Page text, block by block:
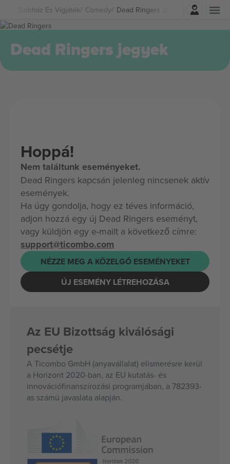
Színház És Vígjáték Comedy Dead Ringers Jegyek
Belépés
Dead Ringers jegyek
Hoppá!
Nem találtunk eseményeket.
Dead Ringers kapcsán jelenleg nincsenek aktív
események.
Ha úgy gondolja, hogy ez téves információ,
adjon hozzá egy új Dead Ringers eseményt,
vagy küldjön egy e-mailt a következő címre:
support@ticombo.com
NÉZZE MEG A KÖZELGŐ ESEMÉNYEKET
ÚJ ESEMÉNY LÉTREHOZÁSA
Az EU Bizottság kiválósági
pecsétje
A Ticombo GmbH (anyavállalat) elismerésre kerül
a Horizont 2020-ban, az EU kutatás- és
innovációfinanszírozási programjában, a 782393-
as számú javaslata alapján.